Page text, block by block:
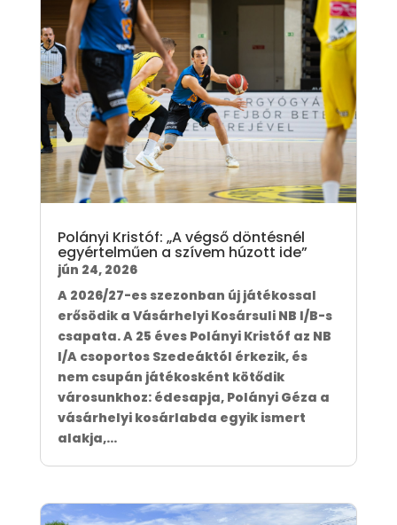
Polányi Kristóf: „A végső döntésnél
egyértelműen a szívem húzott ide”
jún 24, 2026
A 2026/27-es szezonban új játékossal
erősödik a Vásárhelyi Kosársuli NB I/B-s
csapata. A 25 éves Polányi Kristóf az NB
I/A csoportos Szedeáktól érkezik, és
nem csupán játékosként kötődik
városunkhoz: édesapja, Polányi Géza a
vásárhelyi kosárlabda egyik ismert
alakja,...